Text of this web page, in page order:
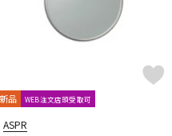
新品 WEB注文店頭受取可
ASPR